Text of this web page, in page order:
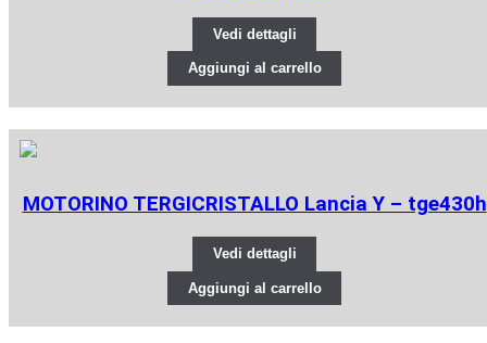
Vedi dettagli
Aggiungi al carrello
MOTORINO TERGICRISTALLO Lancia Y – tge430h
Vedi dettagli
Aggiungi al carrello